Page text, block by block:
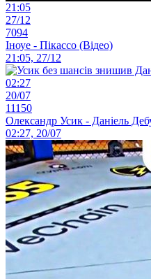
21:05
27/12
7094
Іноуе - Пікассо (Відео)
21:05, 27/12
02:27
20/07
11150
Олександр Усик - Даніель
02:27, 20/07